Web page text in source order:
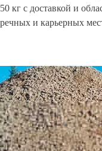
50 кг с доставкой и
речных и карьерных